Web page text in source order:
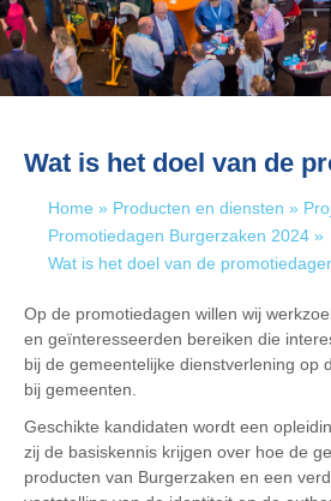
Wat is het doel van de
Home » Producten en diensten »
Promotiedagen Burgerzaken 2024 »
Wat is het doel van de
Op de promotiedagen willen wij
en geïnteresseerden bereiken die
bij de gemeentelijke dienstverlening op
bij gemeenten.
Geschikte kandidaten wordt een
zij de basiskennis krijgen over hoe de
producten van Burgerzaken en een